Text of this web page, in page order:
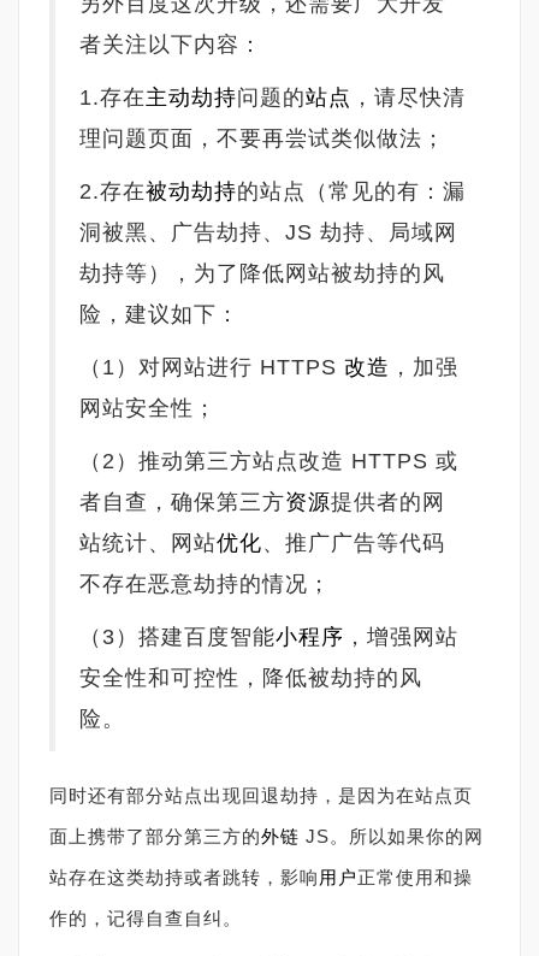
者关注以下内容：
1.存在主动劫持问题的站点 ，请尽快清
理问题页面，不要再尝试类似做法；
2.存在被动劫持的站点（常见的有：漏
洞被黑、广告劫持、JS 劫持、局域网
劫持等），为了降低网站被劫持的风
险，建议如下：
（1）对网站进行 HTTPS 改造 ，加强
网站安全性；
（2）推动第三方站点改造 HTTPS 或
者自查，确保第三方资源提供者的网
站统计、网站优化、推广广告等代码
不存在恶意劫持的情况；
（3）搭建百度智能小程序 ，增强网站
安全性和可控性，降低被劫持的风
险。
同时还有部分站点出现回退劫持，是因为在站点页
面上携带了部分第三方的外链 JS。所以如果你的网
站存在这类劫持或者跳转，影响 用户正常使用和操
作的，记得自查自纠。